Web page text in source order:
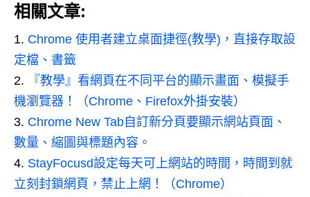
相關文章:
Chrome 使用者建立桌面捷徑(教學)，直接存取設
定檔、書籤
『教學』看網頁在不同平台的顯示畫面、模擬手
機瀏覽器！（Chrome、Firefox外掛安裝）
Chrome New Tab自訂新分頁要顯示網站頁面、
數量、縮圖與標題內容。
StayFocusd設定每天可上網站的時間，時間到就
立刻封鎖網頁，禁止上網！（Chrome）